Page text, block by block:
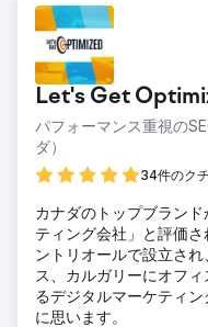
Let's Get
パフォーマンス重視の
ダ）
34件のク
カナダのトップブラン
ティング会社」と評価
ントリオールで設立さ
ス、カルガリーにオフ
るデジタルマーケティ
に思います。